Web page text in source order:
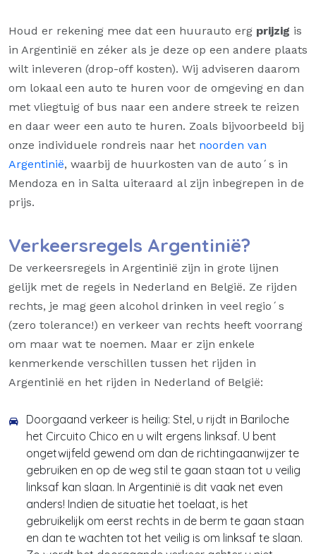
Houd er rekening mee dat een huurauto erg prijzig is
in Argentinië en zéker als je deze op een andere plaats
wilt inleveren (drop-off kosten). Wij adviseren daarom
om lokaal een auto te huren voor de omgeving en dan
met vliegtuig of bus naar een andere streek te reizen
en daar weer een auto te huren. Zoals bijvoorbeeld bij
onze individuele rondreis naar het noorden van
Argentinië, waarbij de huurkosten van de auto´s in
Mendoza en in Salta uiteraard al zijn inbegrepen in de
prijs.
Verkeersregels Argentinië?
De verkeersregels in Argentinië zijn in grote lijnen
gelijk met de regels in Nederland en België. Ze rijden
rechts, je mag geen alcohol drinken in veel regio´s
(zero tolerance!) en verkeer van rechts heeft voorrang
om maar wat te noemen. Maar er zijn enkele
kenmerkende verschillen tussen het rijden in
Argentinië en het rijden in Nederland of België:
Doorgaand verkeer is heilig: Stel, u rijdt in Bariloche
het Circuito Chico en u wilt ergens linksaf. U bent
ongetwijfeld gewend om dan de richtingaanwijzer te
gebruiken en op de weg stil te gaan staan tot u veilig
linksaf kan slaan. In Argentinië is dit vaak net even
anders! Indien de situatie het toelaat, is het
gebruikelijk om eerst rechts in de berm te gaan staan
en dan te wachten tot het veilig is om linksaf te slaan.